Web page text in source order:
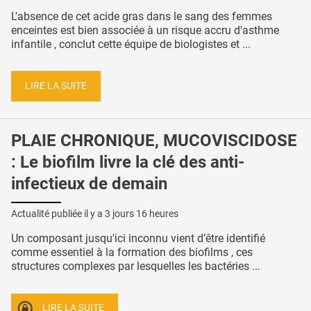
L'absence de cet acide gras dans le sang des femmes
enceintes est bien associée à un risque accru d'asthme
infantile , conclut cette équipe de biologistes et ...
LIRE LA SUITE
PLAIE CHRONIQUE, MUCOVISCIDOSE
: Le biofilm livre la clé des anti-
infectieux de demain
Actualité publiée il y a 3 jours 16 heures
Un composant jusqu'ici inconnu vient d’être identifié
comme essentiel à la formation des biofilms , ces
structures complexes par lesquelles les bactéries ...
LIRE LA SUITE